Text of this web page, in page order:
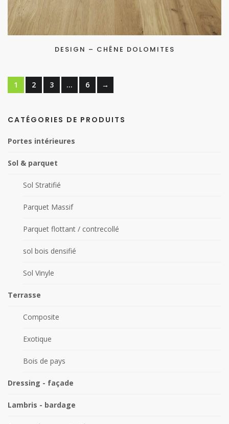
DESIGN – CHÊNE DOLOMITES
1 2 3 … 6 →
CATÉGORIES DE PRODUITS
Portes intérieures
Sol & parquet
Sol Stratifié
Parquet Massif
Parquet flottant / contrecollé
sol bois densifié
Sol Vinyle
Terrasse
Composite
Exotique
Bois de pays
Dressing - façade
Lambris - bardage